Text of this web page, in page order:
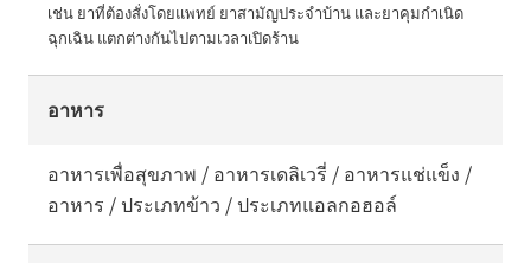
เช่น ยาที่ต้องสั่งโดยแพทย์ ยาสามัญประจำบ้าน และยาคุมกำเนิด
ฉุกเฉิน แตกต่างกันไปตามเวลาเปิดร้าน
อาหาร
อาหารเพื่อสุขภาพ / อาหารเดลิเวรี่ / อาหารแช่แข็ง /
อาหาร / ประเภทข้าว / ประเภทแอลกอฮอล์